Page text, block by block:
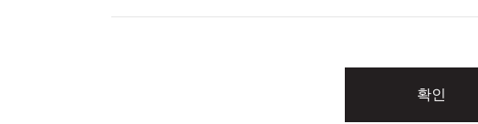
확인